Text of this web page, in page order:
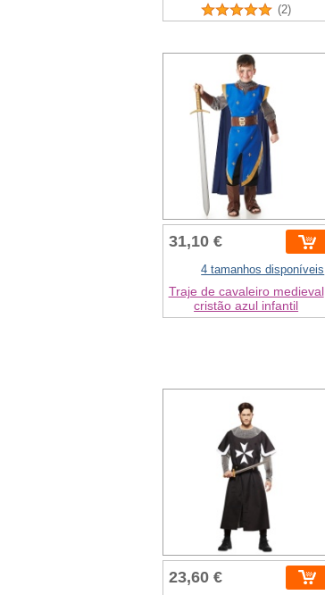
(2)
31,10 €
4 tamanhos disponíveis
Traje de cavaleiro medieval
cristão azul infantil
23,60 €